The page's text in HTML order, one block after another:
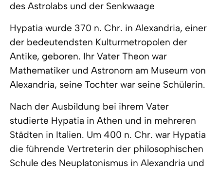
des Astrolabs und der Senkwaage
Hypatia wurde 370 n. Chr. in Alexandria, einer
der bedeutendsten Kulturmetropolen der
Antike, geboren. Ihr Vater Theon war
Mathematiker und Astronom am Museum von
Alexandria, seine Tochter war seine Schülerin.
Nach der Ausbildung bei ihrem Vater
studierte Hypatia in Athen und in mehreren
Städten in Italien. Um 400 n. Chr. war Hypatia
die führende Vertreterin der philosophischen
Schule des Neuplatonismus in Alexandria und